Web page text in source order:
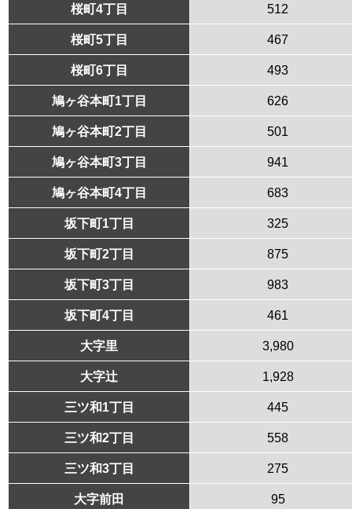
桜町4丁目 512
桜町5丁目 467
桜町6丁目 493
鳩ヶ谷本町1丁目 626
鳩ヶ谷本町2丁目 501
鳩ヶ谷本町3丁目 941
鳩ヶ谷本町4丁目 683
坂下町1丁目 325
坂下町2丁目 875
坂下町3丁目 983
坂下町4丁目 461
大字里 3,980
大字辻 1,928
三ツ和1丁目 445
三ツ和2丁目 558
三ツ和3丁目 275
大字前田 95